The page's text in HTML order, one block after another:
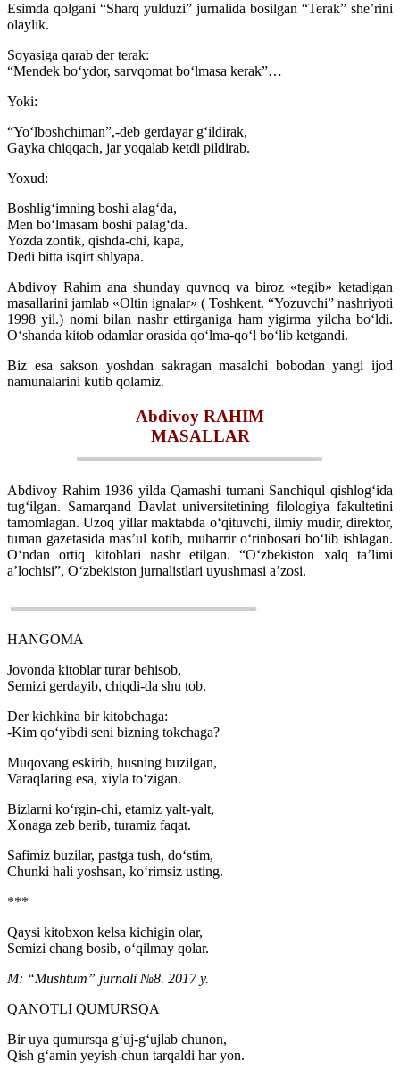
Esimda qolgani “Sharq yulduzi” jurnalida bosilgan “Terak” she’rini
olaylik.
Soyasiga qarab der terak:
“Mendek bo‘ydor, sarvqomat bo‘lmasa kerak”…
Yoki:
“Yo‘lboshchiman”,-deb gerdayar g‘ildirak,
Gayka chiqqach, jar yoqalab ketdi pildirab.
Yoxud:
Boshlig‘imning boshi alag‘da,
Men bo‘lmasam boshi palag‘da.
Yozda zontik, qishda-chi, kapa,
Dedi bitta isqirt shlyapa.
Abdivoy Rahim ana shunday quvnoq va biroz «tegib» ketadigan
masallarini jamlab «Oltin ignalar» ( Toshkent. “Yozuvchi” nashriyoti
1998 yil.) nomi bilan nashr ettirganiga ham yigirma yilcha bo‘ldi.
O‘shanda kitob odamlar orasida qo‘lma-qo‘l bo‘lib ketgandi.
Biz esa sakson yoshdan sakragan masalchi bobodan yangi ijod
namunalarini kutib qolamiz.
Abdivoy RAHIM
MASALLAR
Abdivoy Rahim 1936 yilda Qamashi tumani Sanchiqul qishlog‘ida
tug‘ilgan. Samarqand Davlat universitetining filologiya fakultetini
tamomlagan. Uzoq yillar maktabda o‘qituvchi, ilmiy mudir, direktor,
tuman gazetasida mas’ul kotib, muharrir o‘rinbosari bo‘lib ishlagan.
O‘ndan ortiq kitoblari nashr etilgan. “O‘zbekiston xalq ta’limi
a’lochisi”, O‘zbekiston jurnalistlari uyushmasi a’zosi.
HANGOMA
Jovonda kitoblar turar behisob,
Semizi gerdayib, chiqdi-da shu tob.
Der kichkina bir kitobchaga:
-Kim qo‘yibdi seni bizning tokchaga?
Muqovang eskirib, husning buzilgan,
Varaqlaring esa, xiyla to‘zigan.
Bizlarni ko‘rgin-chi, etamiz yalt-yalt,
Xonaga zeb berib, turamiz faqat.
Safimiz buzilar, pastga tush, do‘stim,
Chunki hali yoshsan, ko‘rimsiz usting.
***
Qaysi kitobxon kelsa kichigin olar,
Semizi chang bosib, o‘qilmay qolar.
M: “Mushtum” jurnali №8. 2017 y.
QANOTLI QUMURSQA
Bir uya qumursqa g‘uj-g‘ujlab chunon,
Qish g‘amin yeyish-chun tarqaldi har yon.